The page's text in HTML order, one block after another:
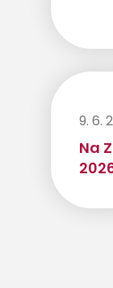
9. 6.
Na